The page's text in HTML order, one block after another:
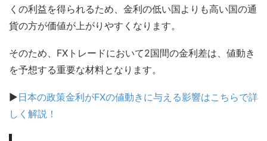
くの利益を得られるため、金利の低い国よりも高い国の通
貨の方が価値が上がりやすくなります。
そのため、FXトレードにおいて2国間の金利差は、値動き
を予想する重要な材料となります。
▶日本の政策金利がFXの値動きに与える影響はこちらで詳
しく解説！